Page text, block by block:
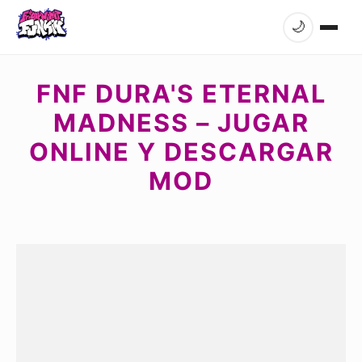
🌙
FNF DURA'S ETERNAL
MADNESS – JUGAR
ONLINE Y DESCARGAR
MOD